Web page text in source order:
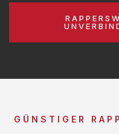
GÜNSTIGER